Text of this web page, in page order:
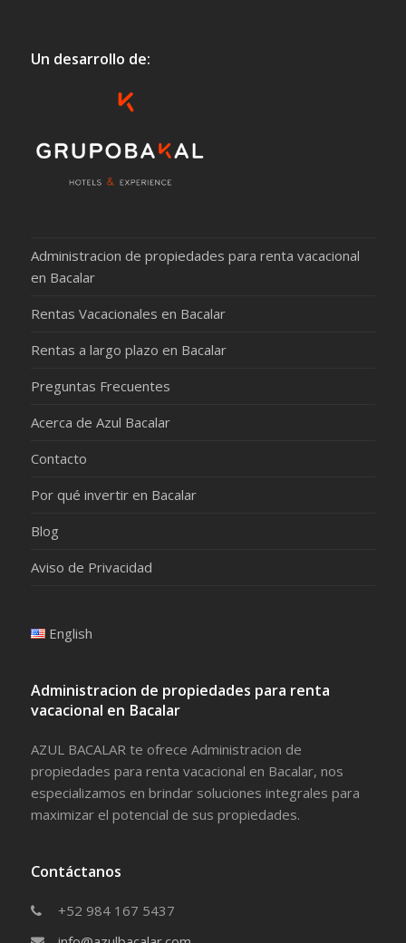
Un desarrollo de:
Administracion de propiedades para renta vacacional
en Bacalar
Rentas Vacacionales en Bacalar
Rentas a largo plazo en Bacalar
Preguntas Frecuentes
Acerca de Azul Bacalar
Contacto
Por qué invertir en Bacalar
Blog
Aviso de Privacidad
English
Administracion de propiedades para renta
vacacional en Bacalar
AZUL BACALAR te ofrece Administracion de
propiedades para renta vacacional en Bacalar, nos
especializamos en brindar soluciones integrales para
maximizar el potencial de sus propiedades.
Contáctanos
+52 984 167 5437